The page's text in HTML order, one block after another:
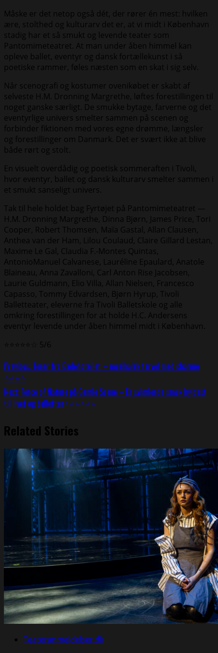
Måske er det netop også dét, der rører én mest: hvilken
ære, stolthed og kulturarv det er, at vi midt i København
stadig har et så smukt og levende teater som
Pantomimeteatret. At man under åben himmel kan
opleve ballet, eventyr og dansk fortællekunst i så
poetiske rammer, føles næsten som en skat i sig selv.
Når scenografi og kostumer ovenikøbet er skabt af
selveste H.M. Dronning Margrethe, løftes forestillingen til
noget ganske særligt. De smukke bytage, farverne og det
eventyrlige univers smelter sammen på scenen og
forbinder fiktionen med vores egne drømme, længsler
og forestillinger om Danmark. Det er svært ikke at blive
både rørt og stolt.
En visuelt overdådig og poetisk sommeraften i Tivoli,
hvor eventyr, ballet og dansk kulturarv smelter sammen i
et smukt sanseligt univers.
Tak til hele holdet bag Fyrtøjet på Pantomimeteatret —
H.M. Dronning Margrethe, Dinna Bjørn, James Price, Tori
Cooper, Robert Thomsen, Maïa Gastal, Allan Clausen,
Anthea van der Ham, Lilou Coulaud, Claire Gillard Lestan,
Maxime Le Gal, Claudia F.-Montes Quintas,
AntonioManuel Calvanese, Lauréline Epaulard, Anatole
Blaineau, Anna Zavalloni, Carl Anton Rise Jacobsen,
Laurie Guldmann, Elio Villa, Allan Nielsen, Francesco
Capasso, Tommy Edvardsen, Bjørn Hyrup, Tivoli
Balletteater, eleverne fra Tivoli Balletskole og alle
omkring forestillingen for at holde H.C. Andersens
eventyr levende under åben himmel midt i København.
⭐⭐⭐⭐⭐☆ 5/6
Continue
Reading
Previous: Toner fra Badehotellet – musikalsk farvel med charme
⭐⭐⭐⭐
Next: Force of Nature på Gamle Scene – En svimlende smuk hyldest
til livet og balletten⭐⭐⭐⭐⭐⭐
Related Stories
Teateranmeldelser.dk